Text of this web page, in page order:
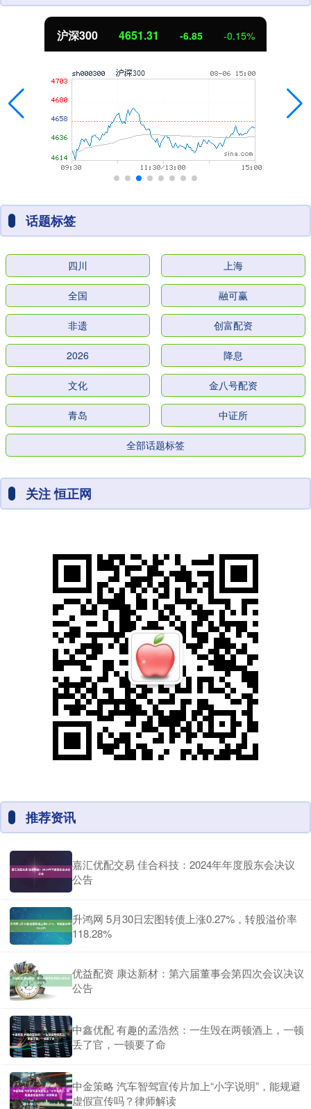
沪深300 4651.31 -6.85 -0.15%
话题标签
四川 上海
全国 融可赢
非遗 创富配资
2026 降息
文化 金八号配资
青岛 中证所
全部话题标签
关注 恒正网
推荐资讯
嘉汇优配交易 佳合科技：2024年年度股东会决议
公告
升鸿网 5月30日宏图转债上涨0.27%，转股溢价率
118.28%
优益配资 康达新材：第六届董事会第四次会议决议
公告
中鑫优配 有趣的孟浩然：一生毁在两顿酒上，一顿
丢了官，一顿要了命
中金策略 汽车智驾宣传片加上“小字说明”，能规避
虚假宣传吗？律师解读